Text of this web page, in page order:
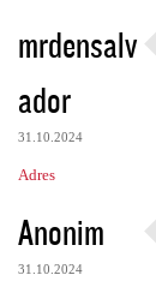
mrdensalv
ador
31.10.2024
Adres
Anonim
31.10.2024